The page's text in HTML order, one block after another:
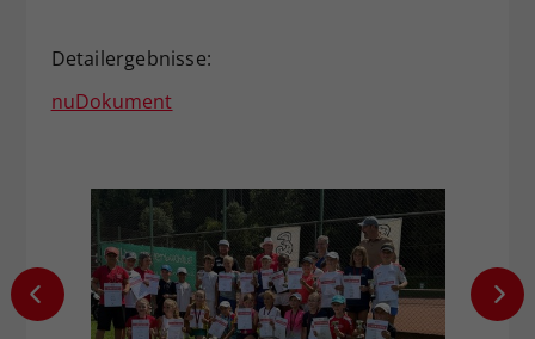
Detailergebnisse:
nuDokument